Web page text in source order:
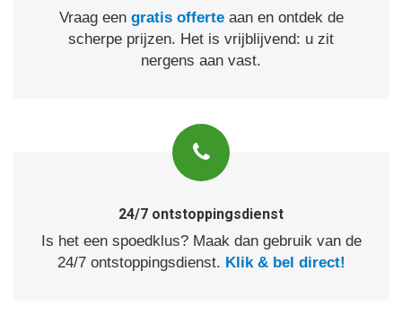
Vraag een gratis offerteaan en ontdek de
scherpe prijzen. Het is vrijblijvend: u zit
nergens aan vast.
24/7 ontstoppingsdienst
Is het een spoedklus? Maak dan gebruik van de
24/7 ontstoppingsdienst. Klik & bel direct!